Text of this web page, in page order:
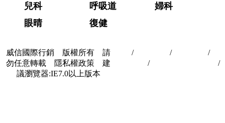
兒科
呼吸道
婦科
眼晴
復健
威信國際行銷 版權所有 請
勿任意轉載 隱私權政策 建
議瀏覽器:IE7.0以上版本
/ / /
/
/